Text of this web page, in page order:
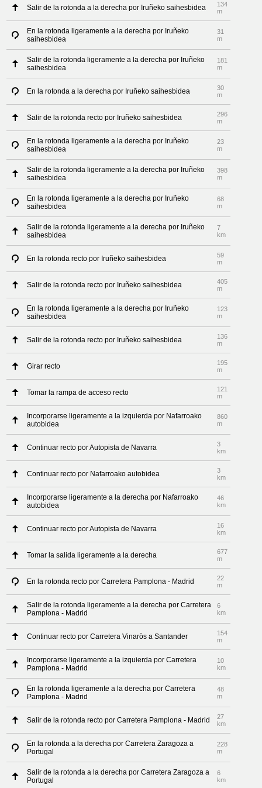
Salir de la rotonda a la derecha por Iruñeko saihesbidea
134
m
En la rotonda ligeramente a la derecha por Iruñeko
saihesbidea
31
m
Salir de la rotonda ligeramente a la derecha por Iruñeko
saihesbidea
181
m
En la rotonda a la derecha por Iruñeko saihesbidea
30
m
Salir de la rotonda recto por Iruñeko saihesbidea
296
m
En la rotonda ligeramente a la derecha por Iruñeko
saihesbidea
23
m
Salir de la rotonda ligeramente a la derecha por Iruñeko
saihesbidea
398
m
En la rotonda ligeramente a la derecha por Iruñeko
saihesbidea
68
m
Salir de la rotonda ligeramente a la derecha por Iruñeko
saihesbidea
7
km
En la rotonda recto por Iruñeko saihesbidea
59
m
Salir de la rotonda recto por Iruñeko saihesbidea
405
m
En la rotonda ligeramente a la derecha por Iruñeko
saihesbidea
123
m
Salir de la rotonda recto por Iruñeko saihesbidea
136
m
Girar recto
195
m
Tomar la rampa de acceso recto
121
m
Incorporarse ligeramente a la izquierda por Nafarroako
autobidea
860
m
Continuar recto por Autopista de Navarra
3
km
Continuar recto por Nafarroako autobidea
3
km
Incorporarse ligeramente a la derecha por Nafarroako
autobidea
46
km
Continuar recto por Autopista de Navarra
16
km
Tomar la salida ligeramente a la derecha
677
m
En la rotonda recto por Carretera Pamplona - Madrid
22
m
Salir de la rotonda ligeramente a la derecha por Carretera
Pamplona - Madrid
6
km
Continuar recto por Carretera Vinaròs a Santander
154
m
Incorporarse ligeramente a la izquierda por Carretera
Pamplona - Madrid
10
km
En la rotonda ligeramente a la derecha por Carretera
Pamplona - Madrid
48
m
Salir de la rotonda recto por Carretera Pamplona - Madrid
27
km
En la rotonda a la derecha por Carretera Zaragoza a
Portugal
228
m
Salir de la rotonda a la derecha por Carretera Zaragoza a
Portugal
6
km